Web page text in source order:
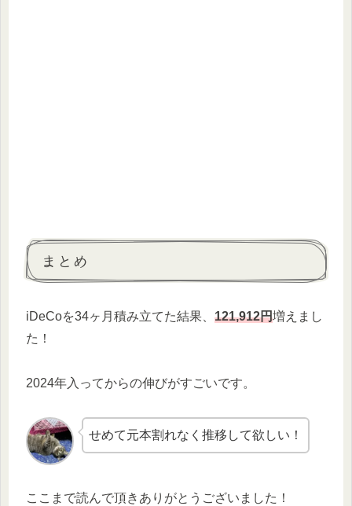
まとめ
iDeCoを34ヶ月積み立てた結果、 121,912円増えまし
た！
2024年入ってからの伸びがすごいです。
せめて元本割れなく推移して欲しい！
ここまで読んで頂きありがとうございました！